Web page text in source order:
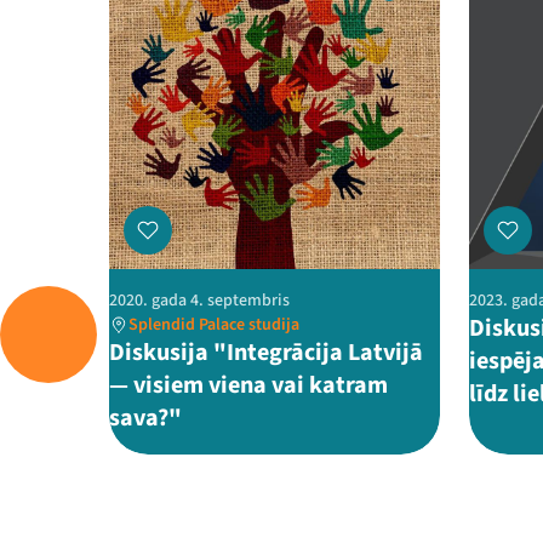
2020. gada 4. septembris
Splendid Palace studija
Diskusija "Integrācija Latvijā
— visiem viena vai katram
sava?"
2023.
līdz